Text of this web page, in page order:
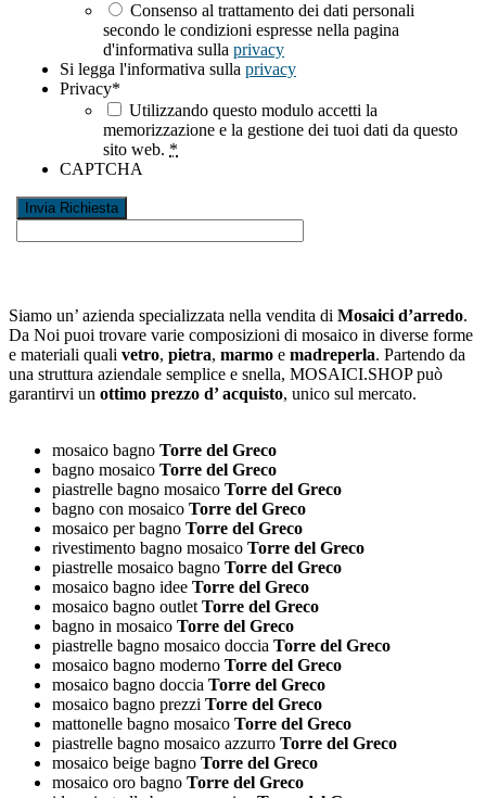
Consenso al trattamento dei dati personali
secondo le condizioni espresse nella pagina
d'informativa sulla privacy
Si legga l'informativa sulla privacy
Privacy*
Utilizzando questo modulo accetti la
memorizzazione e la gestione dei tuoi dati da questo
sito web. *
CAPTCHA
Siamo un’ azienda specializzata nella vendita di Mosaici d’arredo.
Da Noi puoi trovare varie composizioni di mosaico in diverse forme
e materiali quali vetro, pietra, marmo e madreperla. Partendo da
una struttura aziendale semplice e snella, MOSAICI.SHOP può
garantirvi un ottimo prezzo d’ acquisto, unico sul mercato.
mosaico bagno Torre del Greco
bagno mosaico Torre del Greco
piastrelle bagno mosaico Torre del Greco
bagno con mosaico Torre del Greco
mosaico per bagno Torre del Greco
rivestimento bagno mosaico Torre del Greco
piastrelle mosaico bagno Torre del Greco
mosaico bagno idee Torre del Greco
mosaico bagno outletTorre del Greco
bagno in mosaico Torre del Greco
piastrelle bagno mosaico doccia Torre del Greco
mosaico bagno moderno Torre del Greco
mosaico bagno doccia Torre del Greco
mosaico bagno prezzi Torre del Greco
mattonelle bagno mosaico Torre del Greco
piastrelle bagno mosaico azzurro Torre del Greco
mosaico beige bagno Torre del Greco
mosaico oro bagno Torre del Greco